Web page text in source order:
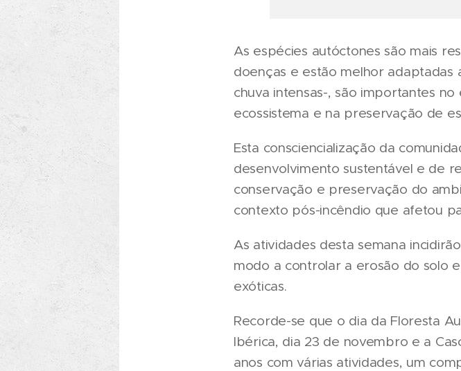
As espécies autóctones são mais
doenças e estão melhor adaptadas
chuva intensas-, são importantes
ecossistema e na preservação de
Esta consciencialização da
desenvolvimento sustentável e de
conservação e preservação do
contexto pós-incêndio que afetou
As atividades desta semana
modo a controlar a erosão do solo
exóticas.
Recorde-se que o dia da Floresta
Ibérica, dia 23 de novembro e a
anos com várias atividades, um